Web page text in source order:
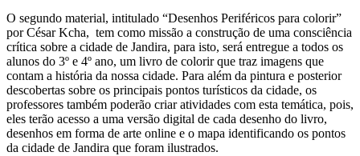
O segundo material, intitulado “Desenhos Periféricos para colorir”
por César Kcha, tem como missão a construção de uma consciência
crítica sobre a cidade de Jandira, para isto, será entregue a todos os
alunos do 3º e 4º ano, um livro de colorir que traz imagens que
contam a história da nossa cidade. Para além da pintura e posterior
descobertas sobre os principais pontos turísticos da cidade, os
professores também poderão criar atividades com esta temática, pois,
eles terão acesso a uma versão digital de cada desenho do livro,
desenhos em forma de arte online e o mapa identificando os pontos
da cidade de Jandira que foram ilustrados.